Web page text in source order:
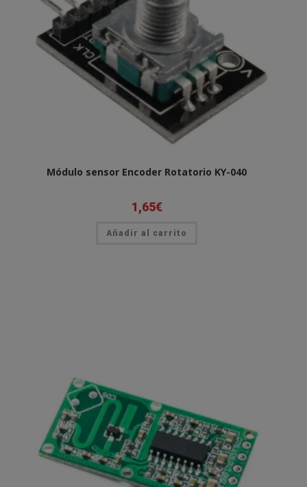
Módulo sensor Encoder Rotatorio KY-040
1,65€
Añadir al carrito